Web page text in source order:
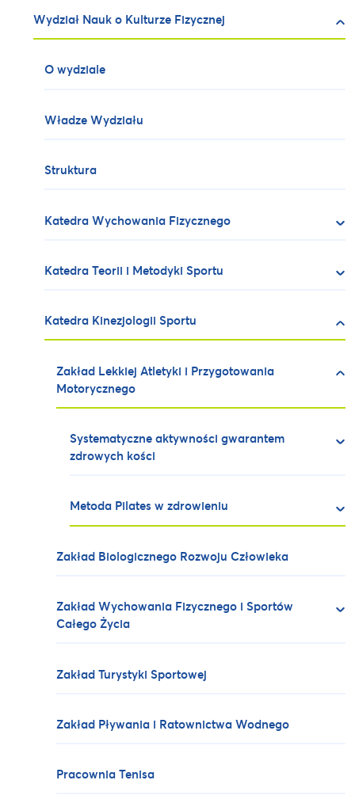
Wydział Nauk o Kulturze Fizycznej
O wydziale
Władze Wydziału
Struktura
Katedra Wychowania Fizycznego
Katedra Teorii i Metodyki Sportu
Katedra Kinezjologii Sportu
Zakład Lekkiej Atletyki i Przygotowania
Motorycznego
Systematyczne aktywności gwarantem
zdrowych kości
Metoda Pilates w zdrowieniu
Zakład Biologicznego Rozwoju Człowieka
Zakład Wychowania Fizycznego i Sportów
Całego Życia
Zakład Turystyki Sportowej
Zakład Pływania i Ratownictwa Wodnego
Pracownia Tenisa